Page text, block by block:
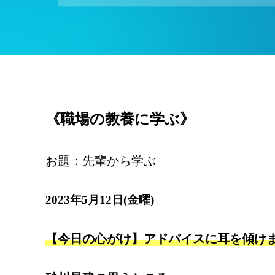
《職場の教養に学ぶ》
お題：先輩から学ぶ
2023年5月12日(金曜)
【今日の心がけ】アドバイスに耳を傾け